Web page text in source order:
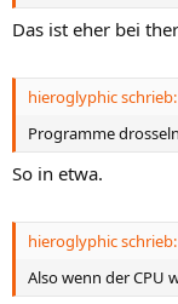
Das ist eher bei
hieroglyphic schrieb:
Programme
So in etwa.
hieroglyphic schrieb:
Also wenn der CPU